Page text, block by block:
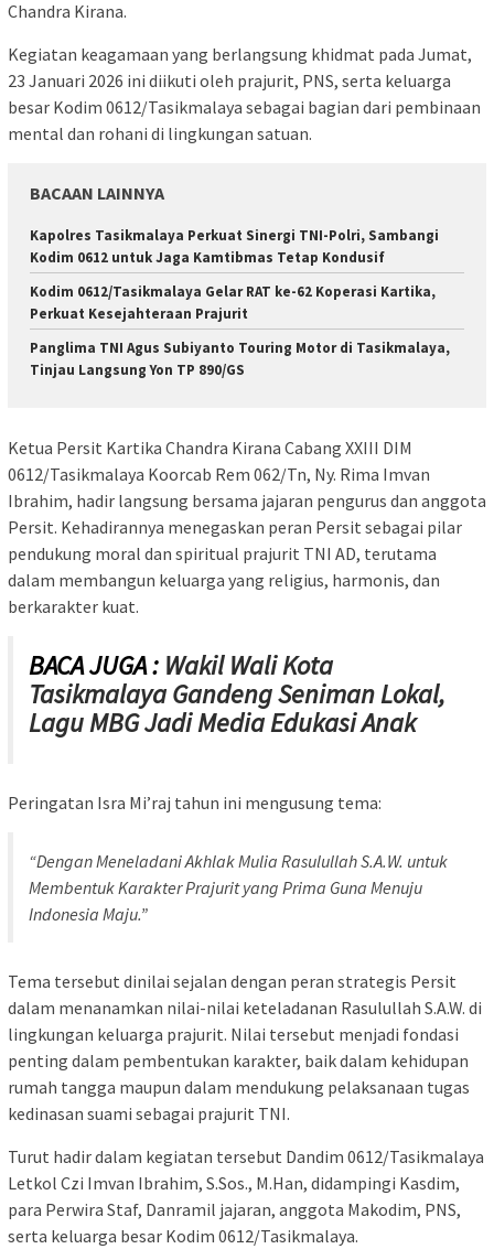
Chandra Kirana.
Kegiatan keagamaan yang berlangsung khidmat pada Jumat,
23 Januari 2026 ini diikuti oleh prajurit, PNS, serta keluarga
besar Kodim 0612/Tasikmalaya sebagai bagian dari pembinaan
mental dan rohani di lingkungan satuan.
BACAAN LAINNYA
Kapolres Tasikmalaya Perkuat Sinergi TNI-Polri, Sambangi
Kodim 0612 untuk Jaga Kamtibmas Tetap Kondusif
Kodim 0612/Tasikmalaya Gelar RAT ke-62 Koperasi Kartika,
Perkuat Kesejahteraan Prajurit
Panglima TNI Agus Subiyanto Touring Motor di Tasikmalaya,
Tinjau Langsung Yon TP 890/GS
Ketua Persit Kartika Chandra Kirana Cabang XXIII DIM
0612/Tasikmalaya Koorcab Rem 062/Tn, Ny. Rima Imvan
Ibrahim, hadir langsung bersama jajaran pengurus dan anggota
Persit. Kehadirannya menegaskan peran Persit sebagai pilar
pendukung moral dan spiritual prajurit TNI AD, terutama
dalam membangun keluarga yang religius, harmonis, dan
berkarakter kuat.
BACA JUGA : Wakil Wali Kota
Tasikmalaya Gandeng Seniman Lokal,
Lagu MBG Jadi Media Edukasi Anak
Peringatan Isra Mi’raj tahun ini mengusung tema:
“Dengan Meneladani Akhlak Mulia Rasulullah S.A.W. untuk
Membentuk Karakter Prajurit yang Prima Guna Menuju
Indonesia Maju.”
Tema tersebut dinilai sejalan dengan peran strategis Persit
dalam menanamkan nilai-nilai keteladanan Rasulullah S.A.W. di
lingkungan keluarga prajurit. Nilai tersebut menjadi fondasi
penting dalam pembentukan karakter, baik dalam kehidupan
rumah tangga maupun dalam mendukung pelaksanaan tugas
kedinasan suami sebagai prajurit TNI.
Turut hadir dalam kegiatan tersebut Dandim 0612/Tasikmalaya
Letkol Czi Imvan Ibrahim, S.Sos., M.Han, didampingi Kasdim,
para Perwira Staf, Danramil jajaran, anggota Makodim, PNS,
serta keluarga besar Kodim 0612/Tasikmalaya.